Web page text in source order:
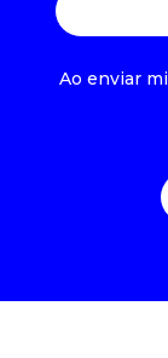
Ao enviar